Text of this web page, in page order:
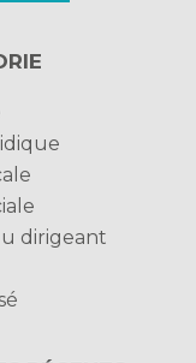
dirigeant